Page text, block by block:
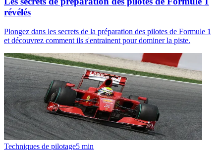
révélés
Plongez dans les secrets de la préparation des pilotes de Formule 1
et découvrez comment ils s'entrainent pour dominer la piste.
Techniques de pilotage5 min